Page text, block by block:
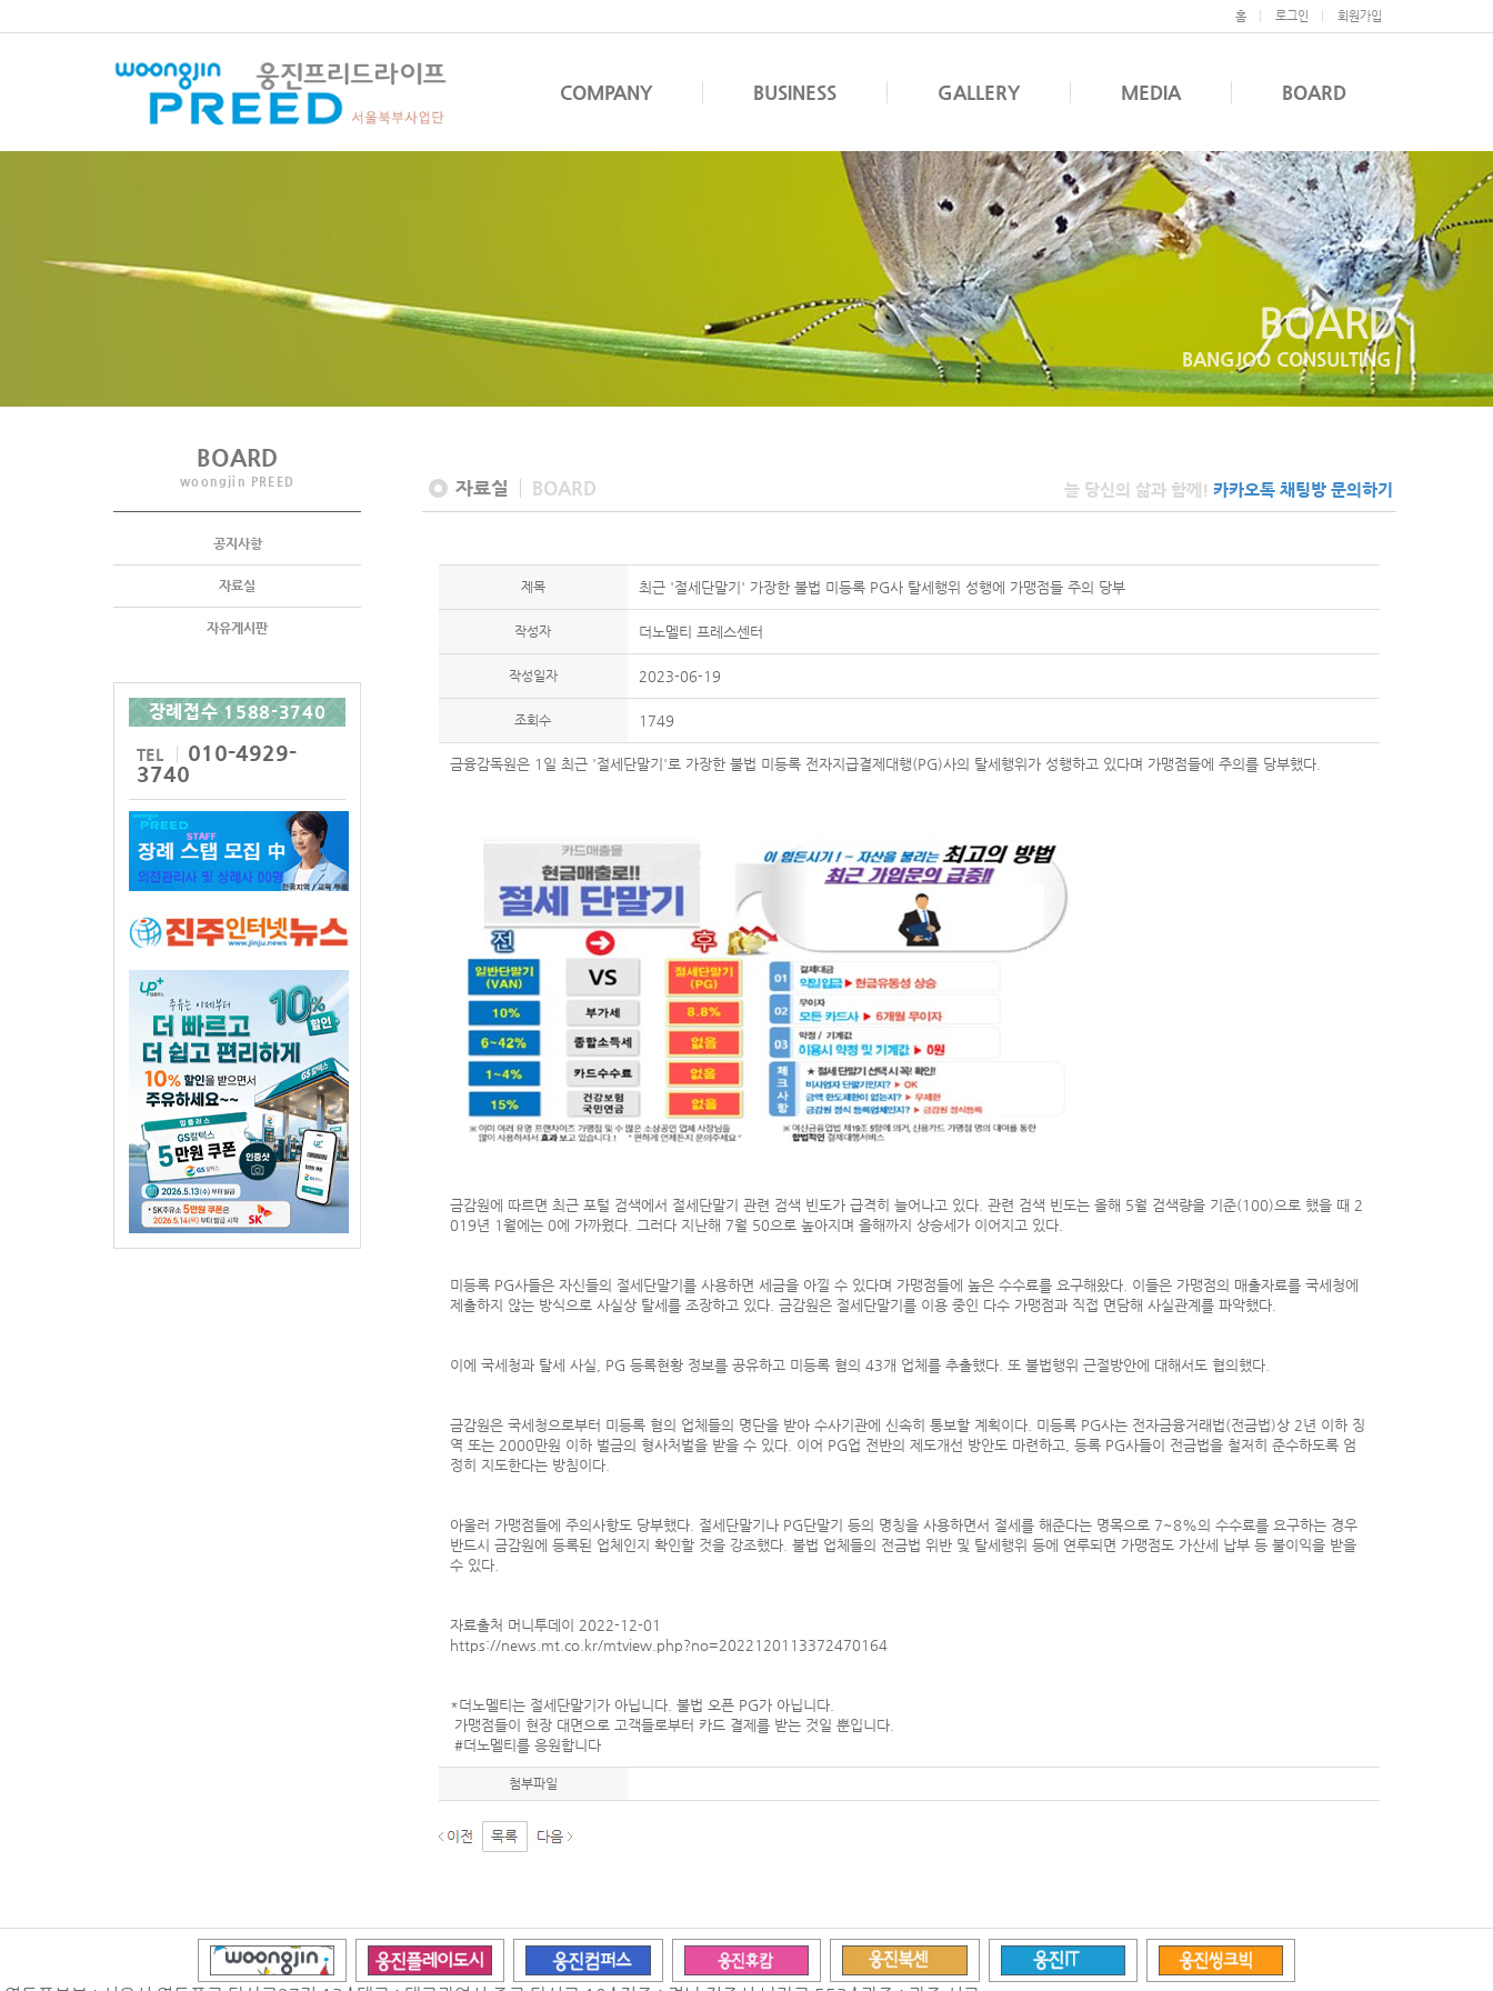
홈 로그인 회원가입
COMPANY BUSINESS GALLERY MEDIA BOARD
BOARD
BANGJOO CONSULTING
BOARD
woongjin PREED
공지사항
자료실
자유게시판
장례접수 1588-3740
TEL
010-4929-
3740
자료실 BOARD 늘 당신의 삶과 함께! 카카오톡 채팅방 문의하기
제목 최근 '절세단말기' 가장한 불법 미등록 PG사 탈세행위 성행에 가맹점들 주의 당부
작성자 더노멜티 프레스센터
작성일자 2023-06-19
조회수 1749
금융감독원은 1일 최근 '절세단말기'로 가장한 불법 미등록 전자지급결제대행(PG)사의 탈세행위가 성행하고 있다며 가맹점들에 주의를 당부했다.
금감원에 따르면 최근 포털 검색에서 절세단말기 관련 검색 빈도가 급격히 늘어나고 있다. 관련 검색 빈도는 올해 5월 검색량을 기준(100)으로 했을 때 2
019년 1월에는 0에 가까웠다. 그러다 지난해 7월 50으로 높아지며 올해까지 상승세가 이어지고 있다.
미등록 PG사들은 자신들의 절세단말기를 사용하면 세금을 아낄 수 있다며 가맹점들에 높은 수수료를 요구해왔다. 이들은 가맹점의 매출자료를 국세청에
제출하지 않는 방식으로 사실상 탈세를 조장하고 있다. 금감원은 절세단말기를 이용 중인 다수 가맹점과 직접 면담해 사실관계를 파악했다.
이에 국세청과 탈세 사실, PG 등록현황 정보를 공유하고 미등록 혐의 43개 업체를 추출했다. 또 불법행위 근절방안에 대해서도 협의했다.
금감원은 국세청으로부터 미등록 혐의 업체들의 명단을 받아 수사기관에 신속히 통보할 계획이다. 미등록 PG사는 전자금융거래법(전금법)상 2년 이하 징
역 또는 2000만원 이하 벌금의 형사처벌을 받을 수 있다. 이어 PG업 전반의 제도개선 방안도 마련하고, 등록 PG사들이 전금법을 철저히 준수하도록 엄
정히 지도한다는 방침이다.
아울러 가맹점들에 주의사항도 당부했다. 절세단말기나 PG단말기 등의 명칭을 사용하면서 절세를 해준다는 명목으로 7~8%의 수수료를 요구하는 경우
반드시 금감원에 등록된 업체인지 확인할 것을 강조했다. 불법 업체들의 전금법 위반 및 탈세행위 등에 연루되면 가맹점도 가산세 납부 등 불이익을 받을
수 있다.
자료출처 머니투데이 2022-12-01
https://news.mt.co.kr/mtview.php?no=2022120113372470164
*더노멜티는 절세단말기가 아닙니다. 불법 오픈 PG가 아닙니다.
가맹점들이 현장 대면으로 고객들로부터 카드 결제를 받는 것일 뿐입니다.
#더노멜티를 응원합니다
첨부파일